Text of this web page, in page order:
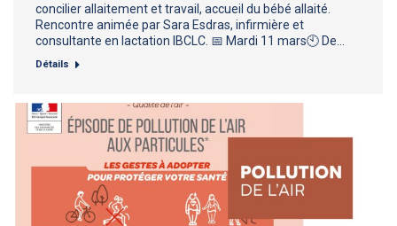
concilier allaitement et travail, accueil du bébé allaité.
Rencontre animée par Sara Esdras, infirmière et
consultante en lactation IBCLC. 📅 Mardi 11 mars🕙 De…
Détails